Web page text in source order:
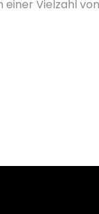
einer Vielzahl